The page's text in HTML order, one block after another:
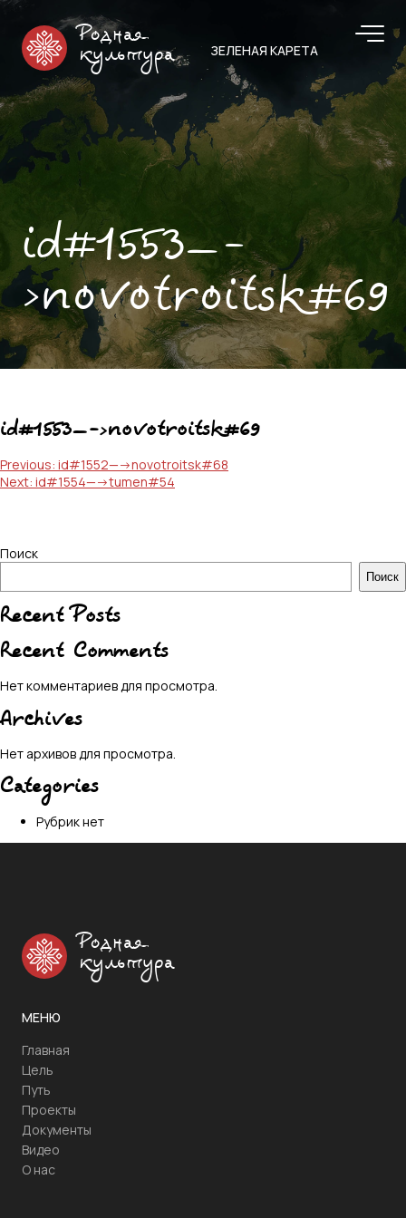
Родная
культура
ЗЕЛЕНАЯ КАРЕТА
id#1553—-
>novotroitsk#69
id#1553—->novotroitsk#69
Навигация
по
Previous: id#1552—->novotroitsk#68
Next: id#1554—->tumen#54
Поиск
Поиск
Recent Posts
Recent Comments
Нет комментариев для просмотра.
Archives
Нет архивов для просмотра.
Categories
Рубрик нет
Родная
культура
МЕНЮ
Главная
Цель
Путь
Проекты
Документы
Видео
О нас